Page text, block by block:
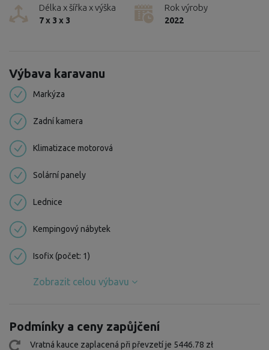
Délka x šířka x výška
7 x 3 x 3
Rok výroby
2022
Výbava karavanu
Markýza
Zadní kamera
Klimatizace motorová
Solární panely
Lednice
Kempingový nábytek
Isofix (počet: 1)
Zobrazit celou výbavu
Podmínky a ceny zapůjčení
Vratná kauce zaplacená při převzetí je 5446.78 zł